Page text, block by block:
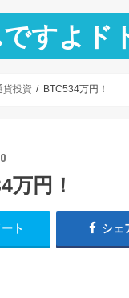
すよド
貨投資 BTC534万円！
万円！
ト シェ